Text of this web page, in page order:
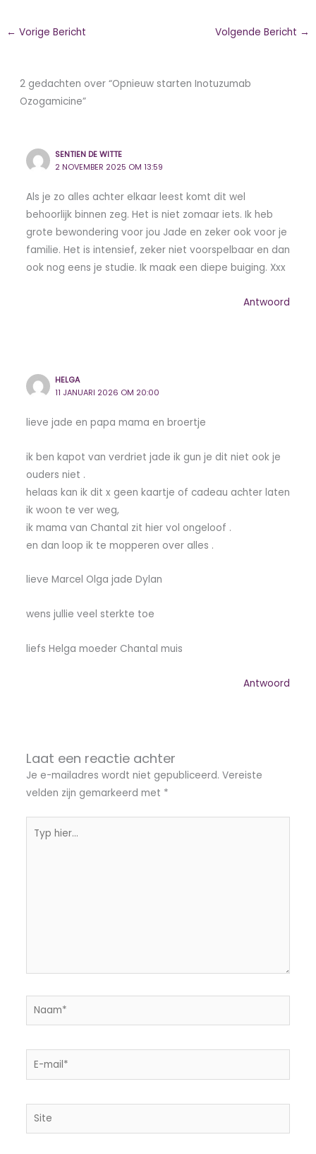
← Vorige Bericht Volgende Bericht →
2 gedachten over “Opnieuw starten Inotuzumab
Ozogamicine”
SENTIEN DE WITTE
2 NOVEMBER 2025 OM 13:59
Als je zo alles achter elkaar leest komt dit wel
behoorlijk binnen zeg. Het is niet zomaar iets. Ik heb
grote bewondering voor jou Jade en zeker ook voor je
familie. Het is intensief, zeker niet voorspelbaar en dan
ook nog eens je studie. Ik maak een diepe buiging. Xxx
Antwoord
HELGA
11 JANUARI 2026 OM 20:00
lieve jade en papa mama en broertje
ik ben kapot van verdriet jade ik gun je dit niet ook je
ouders niet .
helaas kan ik dit x geen kaartje of cadeau achter laten
ik woon te ver weg,
ik mama van Chantal zit hier vol ongeloof .
en dan loop ik te mopperen over alles .
lieve Marcel Olga jade Dylan
wens jullie veel sterkte toe
liefs Helga moeder Chantal muis
Antwoord
Laat een reactie achter
Je e-mailadres wordt niet gepubliceerd. Vereiste
velden zijn gemarkeerd met *
hier...
Naam*
E-
Site